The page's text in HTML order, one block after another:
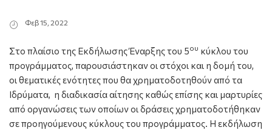
Φεβ 15, 2022
Στο πλαίσιο της Εκδήλωσης Έναρξης του 5ου κύκλου του
προγράμματος, παρουσιάστηκαν οι στόχοι και η δομή του,
οι θεματικές ενότητες που θα χρηματοδοτηθούν από τα
Ιδρύματα, η διαδικασία αίτησης καθώς επίσης και μαρτυρίες
από οργανώσεις των οποίων οι δράσεις χρηματοδοτήθηκαν
σε προηγούμενους κύκλους του προγράμματος. Η εκδήλωση